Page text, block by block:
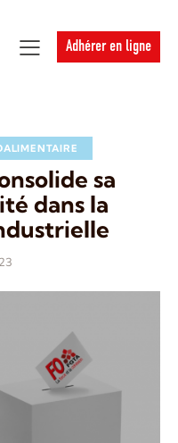
Adhérer en ligne
sa
dans la